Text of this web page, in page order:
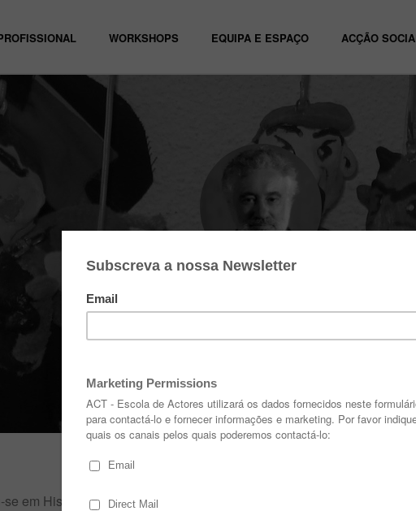
WORKSHOPS EQUIPA E ESPAÇO ACÇÃO
José Peixoto
Professor Análise e construção da personagem
em História. Tornou-se profissional com Os Bonecreiros. Estagiou